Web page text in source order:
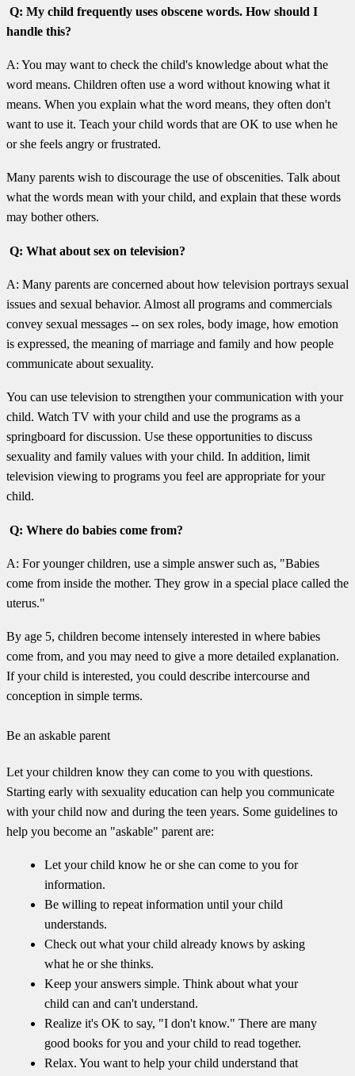
Q: My child frequently uses obscene words. How should I
handle this?
A: You may want to check the child's knowledge about what the
word means. Children often use a word without knowing what it
means. When you explain what the word means, they often don't
want to use it. Teach your child words that are OK to use when he
or she feels angry or frustrated.
Many parents wish to discourage the use of obscenities. Talk about
what the words mean with your child, and explain that these words
may bother others.
Q: What about sex on television?
A: Many parents are concerned about how television portrays sexual
issues and sexual behavior. Almost all programs and commercials
convey sexual messages -- on sex roles, body image, how emotion
is expressed, the meaning of marriage and family and how people
communicate about sexuality.
You can use television to strengthen your communication with your
child. Watch TV with your child and use the programs as a
springboard for discussion. Use these opportunities to discuss
sexuality and family values with your child. In addition, limit
television viewing to programs you feel are appropriate for your
child.
Q: Where do babies come from?
A: For younger children, use a simple answer such as, "Babies
come from inside the mother. They grow in a special place called the
uterus."
By age 5, children become intensely interested in where babies
come from, and you may need to give a more detailed explanation.
If your child is interested, you could describe intercourse and
conception in simple terms.
Be an askable parent
Let your children know they can come to you with questions.
Starting early with sexuality education can help you communicate
with your child now and during the teen years. Some guidelines to
help you become an "askable" parent are:
Let your child know he or she can come to you for
information.
Be willing to repeat information until your child
understands.
Check out what your child already knows by asking
what he or she thinks.
Keep your answers simple. Think about what your
child can and can't understand.
Realize it's OK to say, "I don't know." There are many
good books for you and your child to read together.
Relax. You want to help your child understand that